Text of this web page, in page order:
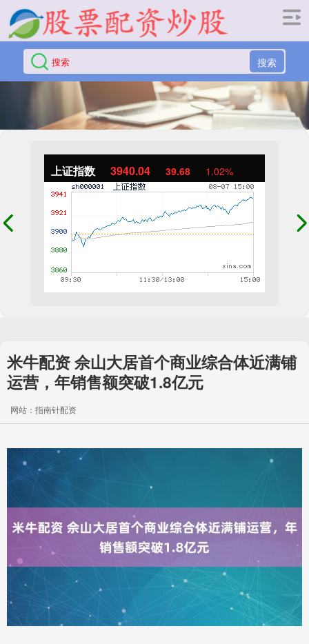
搜索
上证指数 3940.04 39.68 1.02%
米牛配资 佘山大居首个商业综合体近满铺
运营，年销售额突破1.8亿元
网站：指南针配资